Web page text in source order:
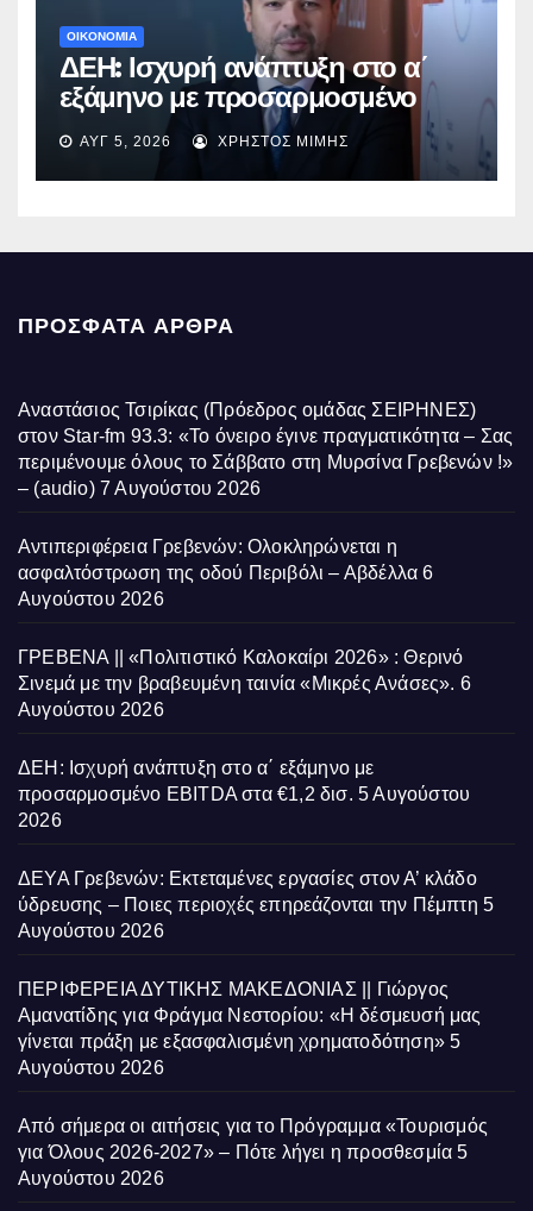
ΟΙΚΟΝΟΜΙΑ
ΔΕΗ: Ισχυρή ανάπτυξη στο α΄
εξάμηνο με προσαρμοσμένο
EBITDA στα €1,2 δισ.
ΑΥΓ 5, 2026 ΧΡΉΣΤΟΣ ΜΊΜΗΣ
ΠΡΌΣΦΑΤΑ ΆΡΘΡΑ
Αναστάσιος Τσιρίκας (Πρόεδρος ομάδας ΣΕΙΡΗΝΕΣ)
στον Star-fm 93.3: «Το όνειρο έγινε πραγματικότητα – Σας
περιμένουμε όλους το Σάββατο στη Μυρσίνα Γρεβενών !»
– (audio) 7 Αυγούστου 2026
Αντιπεριφέρεια Γρεβενών: Ολοκληρώνεται η
ασφαλτόστρωση της οδού Περιβόλι – Αβδέλλα 6
Αυγούστου 2026
ΓΡΕΒΕΝΑ || «Πολιτιστικό Καλοκαίρι 2026» : Θερινό
Σινεμά με την βραβευμένη ταινία «Μικρές Ανάσες». 6
Αυγούστου 2026
ΔΕΗ: Ισχυρή ανάπτυξη στο α΄ εξάμηνο με
προσαρμοσμένο EBITDA στα €1,2 δισ. 5 Αυγούστου
2026
ΔΕΥΑ Γρεβενών: Εκτεταμένες εργασίες στον Α’ κλάδο
ύδρευσης – Ποιες περιοχές επηρεάζονται την Πέμπτη 5
Αυγούστου 2026
ΠΕΡΙΦΕΡΕΙΑ ΔΥΤΙΚΗΣ ΜΑΚΕΔΟΝΙΑΣ || Γιώργος
Αμανατίδης για Φράγμα Νεστορίου: «Η δέσμευσή μας
γίνεται πράξη με εξασφαλισμένη χρηματοδότηση» 5
Αυγούστου 2026
Από σήμερα οι αιτήσεις για το Πρόγραμμα «Τουρισμός
για Όλους 2026-2027» – Πότε λήγει η προσθεσμία 5
Αυγούστου 2026